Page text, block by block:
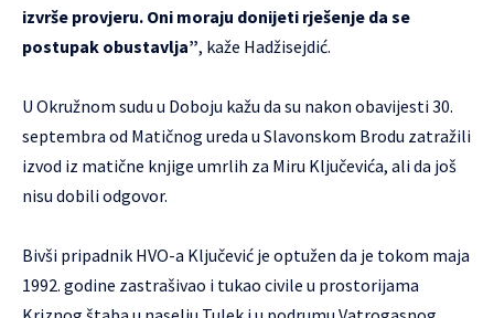
izvrše provjeru. Oni moraju donijeti rješenje da se
postupak obustavlja”, kaže Hadžisejdić.
U Okružnom sudu u Doboju kažu da su nakon obavijesti 30.
septembra od Matičnog ureda u Slavonskom Brodu zatražili
izvod iz matične knjige umrlih za Miru Ključevića, ali da još
nisu dobili odgovor.
Bivši pripadnik HVO-a Ključević je optužen da je tokom maja
1992. godine zastrašivao i tukao civile u prostorijama